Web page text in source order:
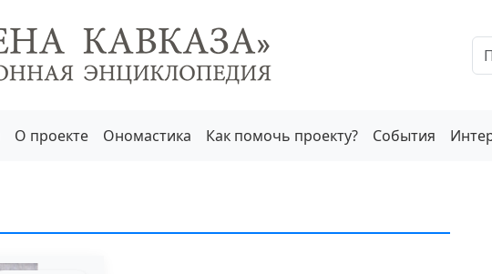
О проекте Ономастика Как помочь проекту? События